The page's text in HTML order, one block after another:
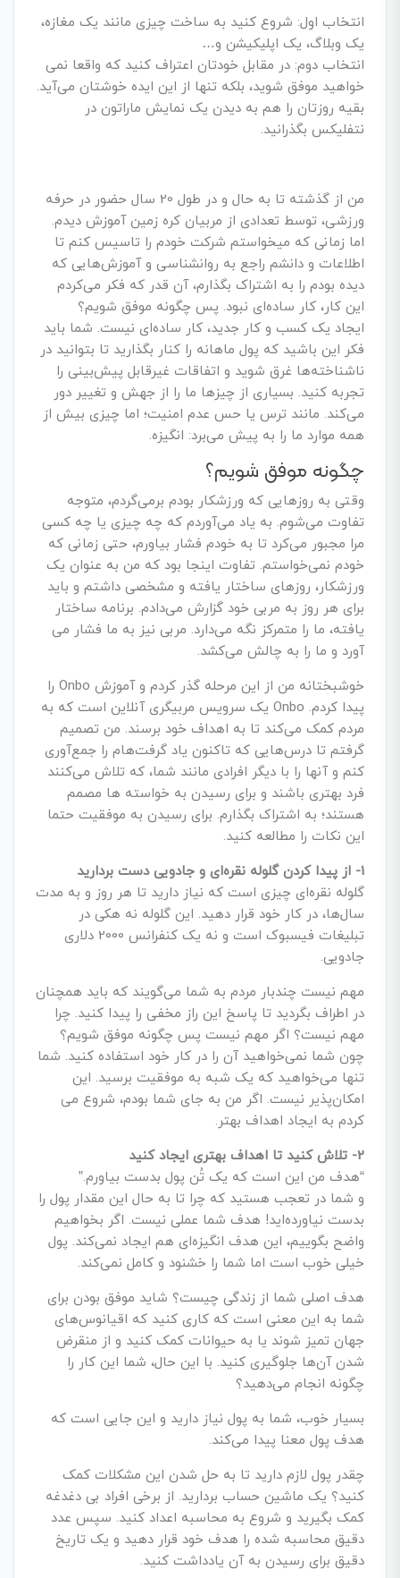
انتخاب اول: شروع کنید به ساخت چیزی مانند یک مغازه،
یک وبلاگ، یک اپلیکیشن و…
انتخاب دوم: در مقابل خودتان اعتراف کنید که واقعا نمی­‌
خواهید موفق شوید، بلکه تنها از این ایده خوشتان می­‌آید.
بقیه روزتان را هم به دیدن یک نمایش ماراتون در
نتفلیکس بگذرانید.
من از گذشته تا به حال و در طول 20 سال حضور در حرفه
ورزشی، توسط تعدادی از مربیان کره زمین آموزش دیدم.
اما زمانی که می­خواستم شرکت خودم را تاسیس کنم تا
اطلاعات و دانشم راجع به روانشناسی و آموزش­‌هایی که
دیده بودم را به اشتراک بگذارم، آن قدر که فکر می­‌کردم
این کار، کار ساده‌­ای نبود. پس چگونه موفق شویم؟
ایجاد یک کسب­ و کار جدید، کار ساده‌­ای نیست. شما باید
فکر این باشید که پول ماهانه را کنار بگذارید تا بتوانید در
ناشناخته‌­ها غرق شوید و اتفاقات غیرقابل پیش‌­بینی را
تجربه کنید. بسیاری از چیزها ما را از جهش و تغییر دور
می‌­کند. مانند ترس یا حس عدم امنیت؛ اما چیزی بیش از
همه موارد ما را به پیش می‌برد: انگیزه.
چگونه موفق شویم؟
وقتی به روزهایی که ورزشکار بودم برمی­‌گردم، متوجه
تفاوت می­‌شوم. به یاد می­‌آوردم که چه چیزی یا چه کسی
مرا مجبور می­‌کرد تا به خودم فشار بیاورم، حتی زمانی که
خودم نمی­‌خواستم. تفاوت اینجا بود که من به عنوان یک
ورزشکار، روزهای ساختار یافته و مشخصی داشتم و باید
برای هر روز به مربی خود گزارش می‌­دادم. برنامه ساختار
یافته، ما را متمرکز نگه می­‌دارد. مربی نیز به ما فشار می­‌
آورد و ما را به چالش می‌­کشد.
خوشبختانه من از این مرحله گذر کردم و آموزش Onbo را
پیدا کردم. Onbo یک سرویس مربیگری آنلاین است که به
مردم کمک می‌­کند تا به اهداف خود برسند. من تصمیم
گرفتم تا درس­‌هایی که تاکنون یاد گرفت‌ه­ام را جمع­‌آوری
کنم و آنها را با دیگر افرادی مانند شما، که تلاش می­‌کنند
فرد بهتری باشند و برای رسیدن به خواسته ها مصمم
هستند؛ به اشتراک بگذارم. برای رسیدن به موفقیت حتما
این نکات را مطالعه کنید.
1- از پیدا کردن گلوله نقره‌­ای و جادویی دست بردارید
گلوله نقره‌­ای چیزی است که نیاز دارید تا هر روز و به مدت
سال­‌ها، در کار خود قرار دهید. این گلوله نه هکی در
تبلیغات فیسبوک است و نه یک کنفرانس 2000 دلاری
جادویی.
مهم نیست چندبار مردم به شما می‌گویند که باید همچنان
در اطراف بگردید تا پاسخ این راز مخفی را پیدا کنید. چرا
مهم نیست؟ اگر مهم نیست پس چگونه موفق شویم؟
چون شما نمی­‌خواهید آن را در کار خود استفاده کنید. شما
تنها می­‌خواهید که یک شبه به موفقیت برسید. این
امکان‌­پذیر نیست. اگر من به جای شما بودم، شروع می­‌
کردم به ایجاد اهداف بهتر.
2- تلاش کنید تا اهداف بهتری ایجاد کنید
“هدف من این است که یک تُن پول بدست بیاورم.”
و شما در تعجب هستید که چرا تا به حال این مقدار پول را
بدست نیاورده‌­اید! هدف شما عملی نیست. اگر بخواهیم
واضح بگوییم، این هدف انگیزه‌­ای هم ایجاد نمی­‌کند. پول
خیلی خوب است اما شما را خشنود و کامل نمی­‌کند.
هدف اصلی شما از زندگی چیست؟ شاید موفق بودن برای
شما به این معنی است که کاری کنید که اقیانوس­‌های
جهان تمیز شوند یا به حیوانات کمک کنید و از منقرض
شدن آن‌ها جلوگیری کنید. با این حال، شما این کار را
چگونه انجام می­‌دهید؟
بسیار خوب، شما به پول نیاز دارید و این جایی است که
هدف پول معنا پیدا می­‌کند.
چقدر پول لازم دارید تا به حل شدن این مشکلات کمک
کنید؟ یک ماشین حساب بردارید. از برخی افراد بی دغدغه
کمک بگیرید و شروع به محاسبه اعداد کنید. سپس عدد
دقیق محاسبه شده را هدف خود قرار دهید و یک تاریخ
دقیق برای رسیدن به آن یادداشت کنید.